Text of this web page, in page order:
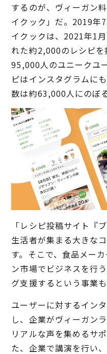
するのが、ヴィーガン
イクック」だ。2019年
イクックは、2021年1
れた約2,000のレシピ
95,000人のユニークユ
ピはインスタグラムに
数は約63,000人にのぼる
「レシピ投稿サイト『
生活者が集まる大きな
す。そこで、食品メー
ン市場でビジネスを行
グ支援するという事業も
ユーザーに対するイン
し、企業がヴィーガン
リアルな声を集めるサ
た、企業で講演を行い